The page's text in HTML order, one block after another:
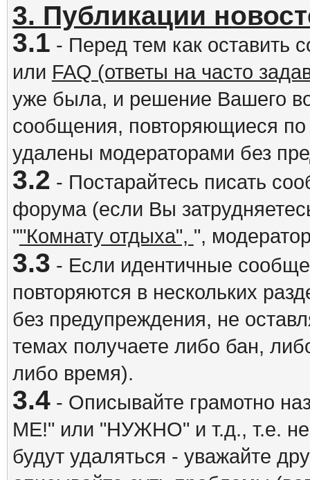
3. Публикации
3.1 - Перед тем как оставить
или FAQ (ответы на часто
уже была, и решение Вашего
сообщения, повторяющиеся
удалены модераторами без
3.2 - Постарайтесь писать
форума (если Вы
""Комнату отдыха", ",
3.3 - Если идентичные
повторяются в нескольких
без предупреждения, не
темах получаете либо бан,
либо время).
3.4- Описывайте грамотно
ME!" или "НУЖНО" и т.д., т.е.
будут удаляться - уважайте